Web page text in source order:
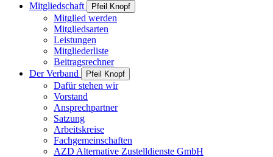
Mitgliedschaft
Pfeil Knopf
Mitglied werden
Mitgliedsarten
Leistungen
Mitgliederliste
Beitragsrechner
Der Verband
Pfeil Knopf
Dafür stehen wir
Vorstand
Ansprechpartner
Satzung
Arbeitskreise
Fachgemeinschaften
AZD Alternative Zustelldienste GmbH